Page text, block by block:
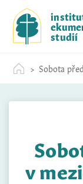
c
studií
Sobota
v